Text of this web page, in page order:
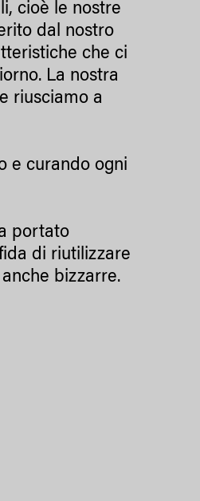
cioè le nostre
dal nostro
che ci
La nostra
riusciamo a
e curando ogni
portato
di riutilizzare
bizzarre.